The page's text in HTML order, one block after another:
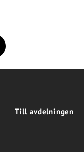
Till avdelningen